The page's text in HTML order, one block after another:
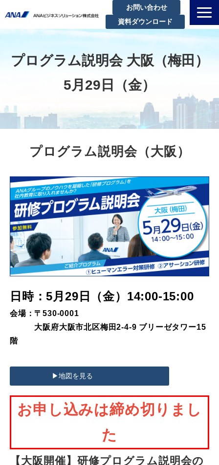
お問い合わせ
資料ダウンロード
解決できる課題
実績・事例紹介
ブログ
お知らせ
プログラム説明会 大阪（梅田）
5月29日（金）
プログラム説明会（大阪）
日時：5月29日（金）14:00-15:00
会場：〒530-0001
大阪府大阪市北区梅田2-4-9 ブリーゼタワー15
階
▶︎地図を見る
お申し込みは締め切りまし
た
【大阪開催】研修プログラム説明会の